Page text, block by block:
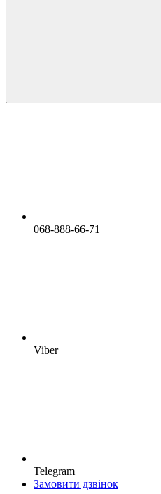
068-888-66-71
Viber
Telegram
Замовити дзвінок